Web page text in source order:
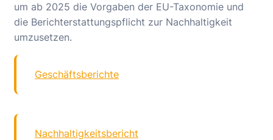
um ab 2025 die Vorgaben der EU-Taxonomie und
die Berichterstattungspflicht zur Nachhaltigkeit
umzusetzen.
Geschäftsberichte
Nachhaltigkeitsbericht